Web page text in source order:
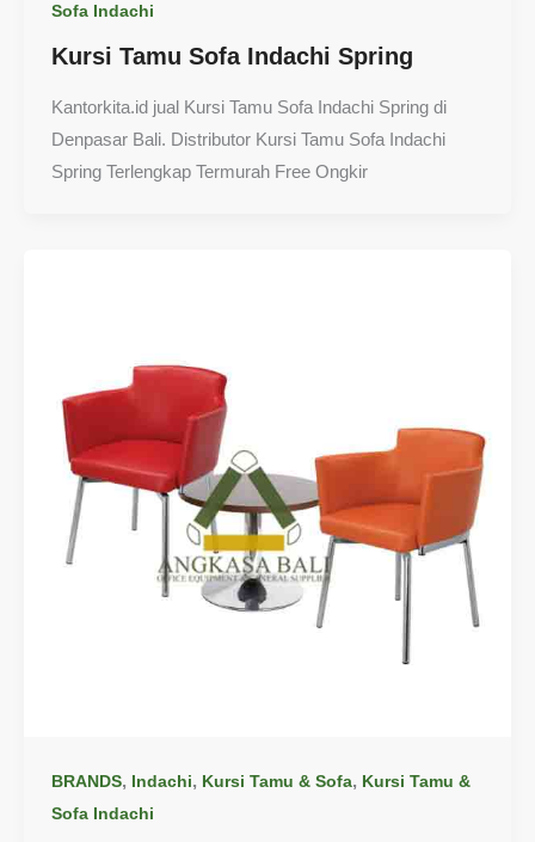
Sofa Indachi
Kursi Tamu Sofa Indachi Spring
Kantorkita.id jual Kursi Tamu Sofa Indachi Spring di
Denpasar Bali. Distributor Kursi Tamu Sofa Indachi
Spring Terlengkap Termurah Free Ongkir
BRANDS, Indachi, Kursi Tamu & Sofa, Kursi Tamu &
Sofa Indachi